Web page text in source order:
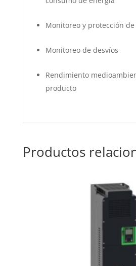
Monitoreo y protección de
Monitoreo de desvíos
Rendimiento
producto
Productos